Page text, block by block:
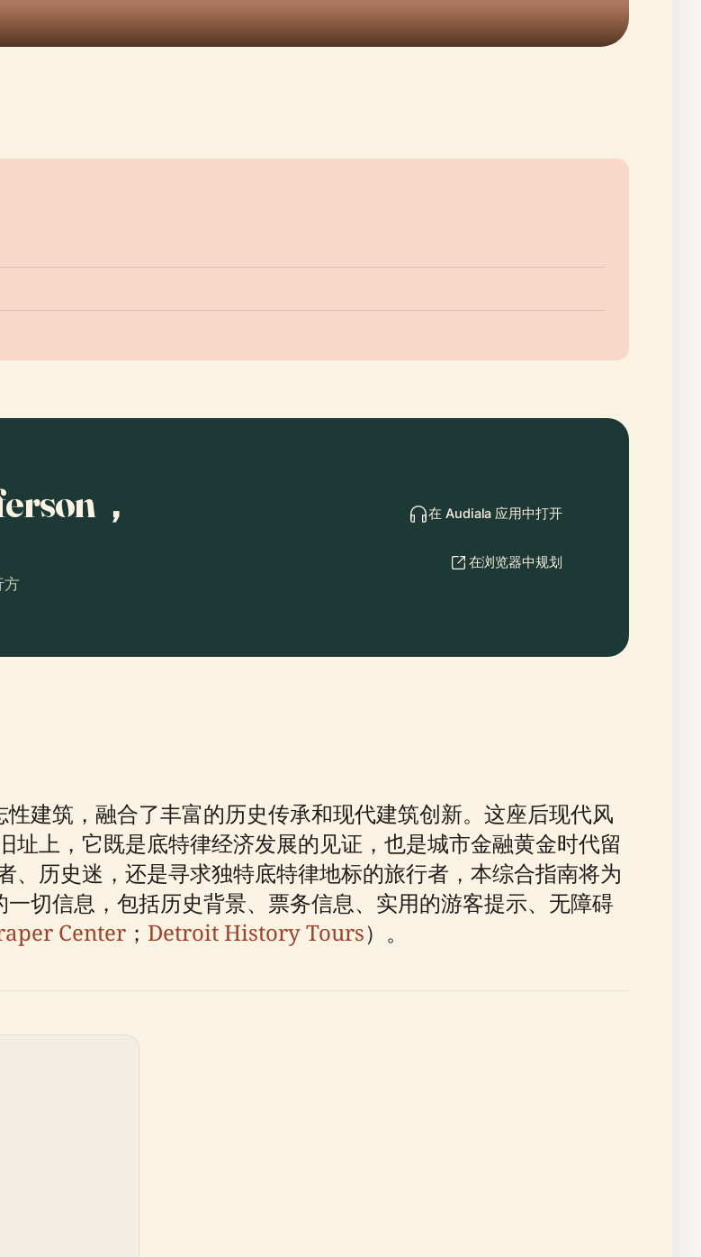
，
方
在 Audiala 应用中打开
在浏览器中规划
建筑，融合了丰富的历史传承和现代建筑创新。这座后现代风
上，它既是底特律经济发展的见证，也是城市金融黄金时代留
历史迷，还是寻求独特底特律地标的旅行者，本综合指南将为
切信息，包括历史背景、票务信息、实用的游客提示、无障碍
Center ； Detroit History Tours）。